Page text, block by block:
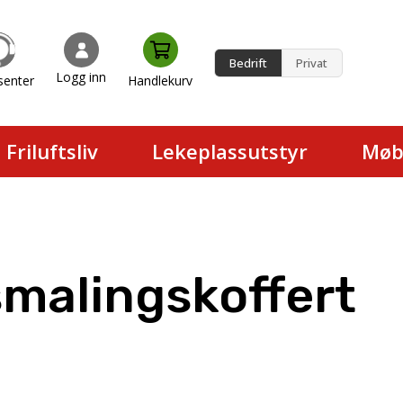
Logg inn Handlekurv
Bedrift Privat
Friluftsliv Lekeplassutstyr